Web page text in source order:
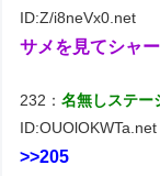
ID:Z/i8neVx0.net
サメを見てシャ
232：名無しステー
ID:OUOlOKWTa.net
>>205